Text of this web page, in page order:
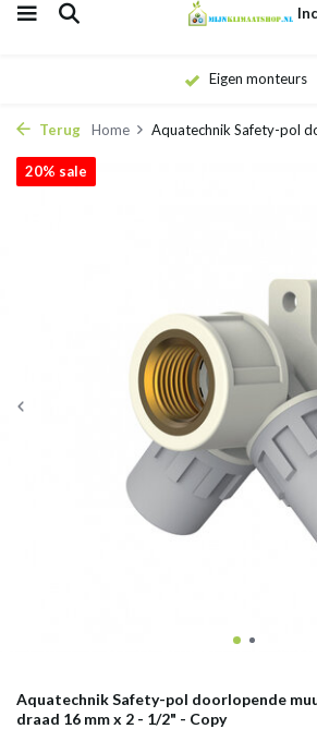
Eigen monteurs
Terug Home Aquatechnik Safety-pol
Aquatechnik Safety-pol doorlopende
draad 16 mm x 2 - 1/2" - Copy
20% sale